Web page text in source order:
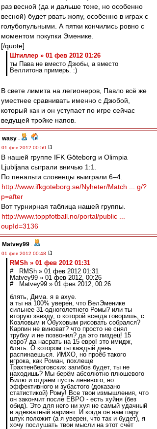
раз весной (да и дальше тоже, но особенно
весной) будет рвать жопу, особенно в играх с
голубопульными. А пятки кончились ровно с
моментом покупки Эменике.
[/quote]
Штиллер » 01 фев 2012 01:26
ты Пава не вместо Дзюбы, а вместо
Веллитона примерь. :)
В свете лимита на легионеров, Павло всё же
уместнее сравнивать именно с Дзюбой,
который как и он уступает по игре сейчас
ведущей тройке напов.
wasy -
01 фев 2012 00:50
В нашей группе IFK Göteborg и Olimpia
Ljubljana сыграли вничью 1:1.
По пенальти словенцы выиграли 6–4.
http://www.ifkgoteborg.se/Nyheter/Match ... g/?
p=after
Вот турнирная таблица нашей группы.
http://www.toppfotball.no/portal/public ...
oupId=3136
Matvey99 -
01 фев 2012 00:48
RMSh » 01 фев 2012 01:31
# RMSh » 01 фев 2012 01:31
Matvey99 » 01 фев 2012, 00:26
# Matvey99 » 01 фев 2012, 00:26
блять, Дима. я в ахуе.
а ты на 100% уверен, что ВелЭменике
сильнее 31-одноголетнего Ромы? или ты
вторую звезду, о которой всегда говоришь, с
Козловым и Обуховым рисовать собрался?
Карпин не виноват? что просто не снял
трубку и не позвонил? да это пиздец! 15
евро? да насрать на 15 евро! это имидж,
блять. О котором ты каждый день
распинаешься. ИМХО, но проёб такого
игрока, как Роман, похлеще
Трахтенберговских загибов будет, ты не
находишь? Мы берём абсолютно плюшевого
Билю и отдаём пусть ленивого, но
эффективного и зубастого (доказано
статистикой) Рому! Все твои измышления, что
он закончит после ЕВРО - есть хуйня (без
обид). Это для него ни хуя не самый удачный
и адекватный вариант. И когда он нам пару
штук положит (а я уверен, что так и будет), я
хочу послушать твои мысли на этот счёт